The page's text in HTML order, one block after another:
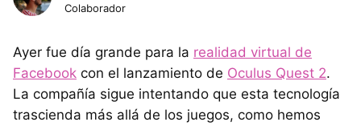
Colaborador
Ayer fue día grande para la realidad virtual de
Facebook con el lanzamiento de Oculus Quest 2.
La compañía sigue intentando que esta tecnología
trascienda más allá de los juegos, como hemos